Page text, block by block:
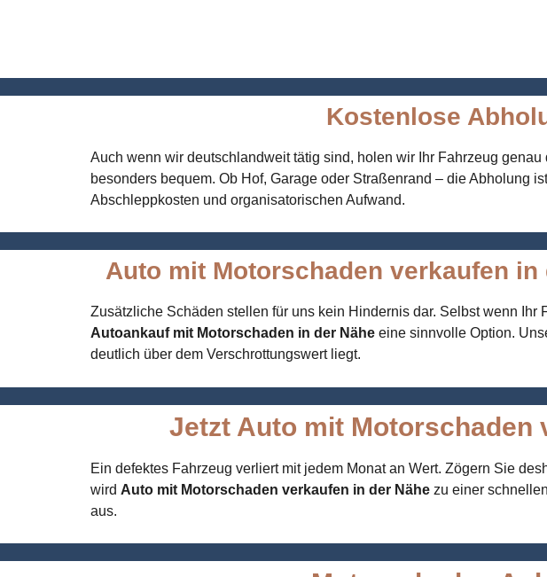
Kostenlose
Auch wenn wir deutschlandweit tätig sind, holen wir Ihr Fahrzeug genau
besonders bequem. Ob Hof, Garage oder Straßenrand – die Abholung
Abschleppkosten und organisatorischen Aufwand.
Auto mit Motorschaden verkaufen
Zusätzliche Schäden stellen für uns kein Hindernis dar. Selbst wenn
Autoankauf mit Motorschaden in der Nähe eine sinnvolle Option.
deutlich über dem Verschrottungswert liegt.
Jetzt Auto mit Motorschaden
Ein defektes Fahrzeug verliert mit jedem Monat an Wert. Zögern Sie
wird Auto mit Motorschaden verkaufen in der Nähe zu einer
aus.